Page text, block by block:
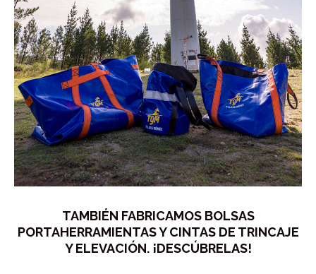
TAMBIÉN FABRICAMOS BOLSAS
PORTAHERRAMIENTAS Y CINTAS DE TRINCAJE
Y ELEVACIÓN. ¡DESCÚBRELAS!